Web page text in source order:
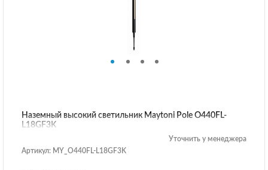
Наземный высокий светильник Maytoni Pole O440FL-
L18GF3K
Уточнить у менеджера
Артикул: MY_O440FL-L18GF3K